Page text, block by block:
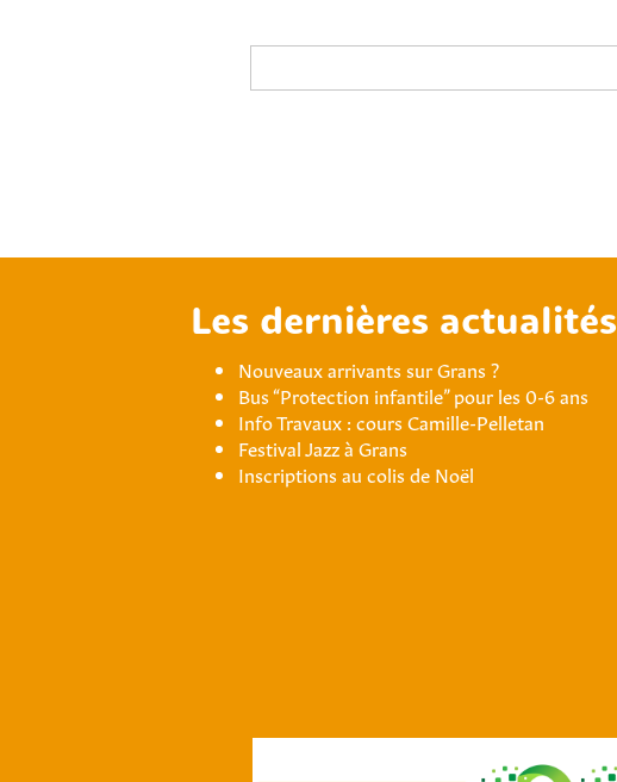
Les dernières actualités
Nouveaux arrivants sur Grans ?
Bus “Protection infantile” pour les 0-6 ans
Info Travaux : cours Camille-Pelletan
Festival Jazz à Grans
Inscriptions au colis de Noël